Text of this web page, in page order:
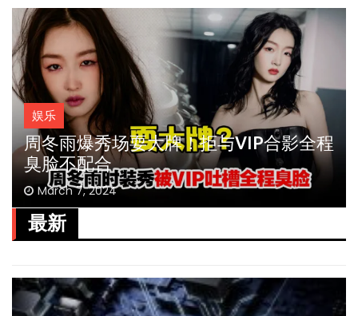
娱乐
周冬雨爆秀场耍大牌！拒与VIP合影全程
臭脸不配合
March 7, 2024
最新